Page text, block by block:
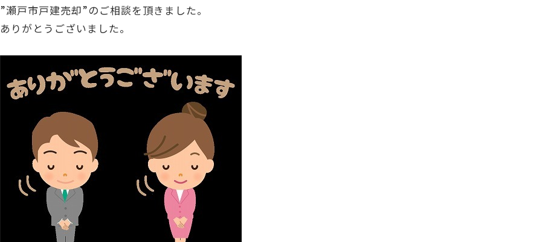
”瀬戸市戸建売却”のご相談を頂きました。
ありがとうございました。